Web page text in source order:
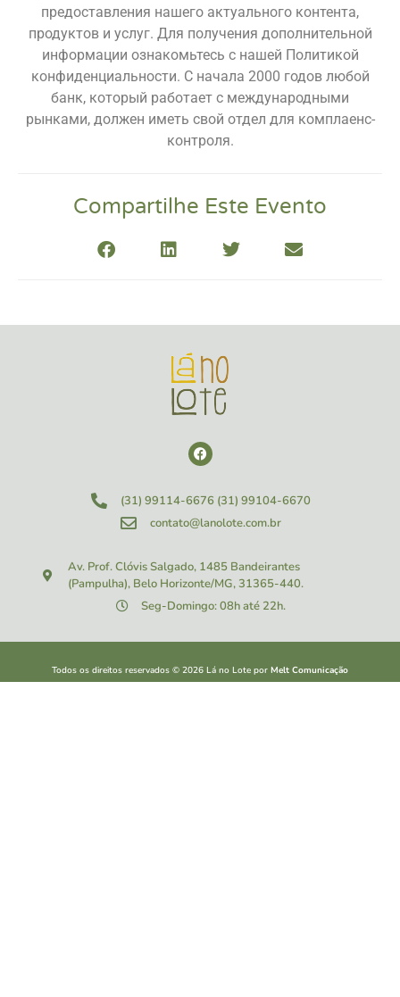
предоставления нашего актуального контента,
продуктов и услуг. Для получения дополнительной
информации ознакомьтесь с нашей Политикой
конфиденциальности. С начала 2000 годов любой
банк, который работает с международными
рынками, должен иметь свой отдел для комплаенс-
контроля.
Compartilhe Este Evento
(31) 99114-6676 (31) 99104-6670
contato@lanolote.com.br
Av. Prof. Clóvis Salgado, 1485 Bandeirantes
(Pampulha), Belo Horizonte/MG, 31365-440.
Seg-Domingo: 08h até 22h.
Todos os direitos reservados © 2026 Lá no Lote por Melt Comunicação